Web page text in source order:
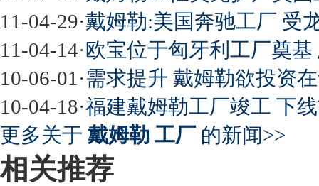
11-04-29·戴姆勒:美国奔驰工厂 受
11-04-14·欧宝位于匈牙利工厂奠
10-06-01 ·需求提升 戴姆勒欲投资
10-04-18·福建戴姆勒工厂竣工 下
更多关于 戴姆勒 工厂 的新闻>>
相关推荐